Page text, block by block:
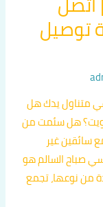
توصيل
في متناول يدك هل
هل سئمت من
سائقين غير
من تاكسي صباح السالم هو
من نوعها، تجمع